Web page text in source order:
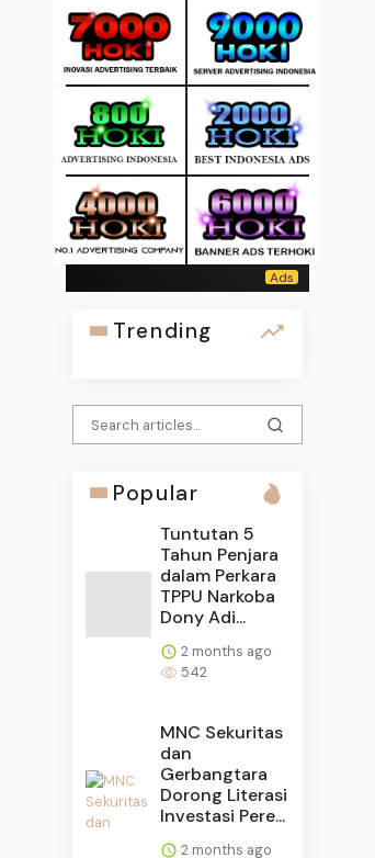
Trending
Popular
Tuntutan 5
Tahun Penjara
dalam Perkara
TPPU Narkoba
Dony Adi...
2 months ago
542
MNC Sekuritas
dan
Gerbangtara
Dorong Literasi
Investasi Pere...
2 months ago